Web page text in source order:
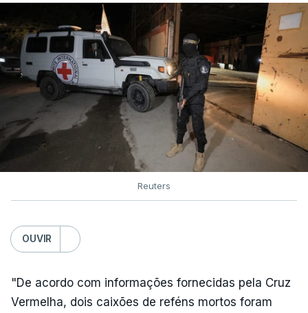
Reuters
OUVIR
"De acordo com informações fornecidas pela Cruz
Vermelha, dois caixões de reféns mortos foram